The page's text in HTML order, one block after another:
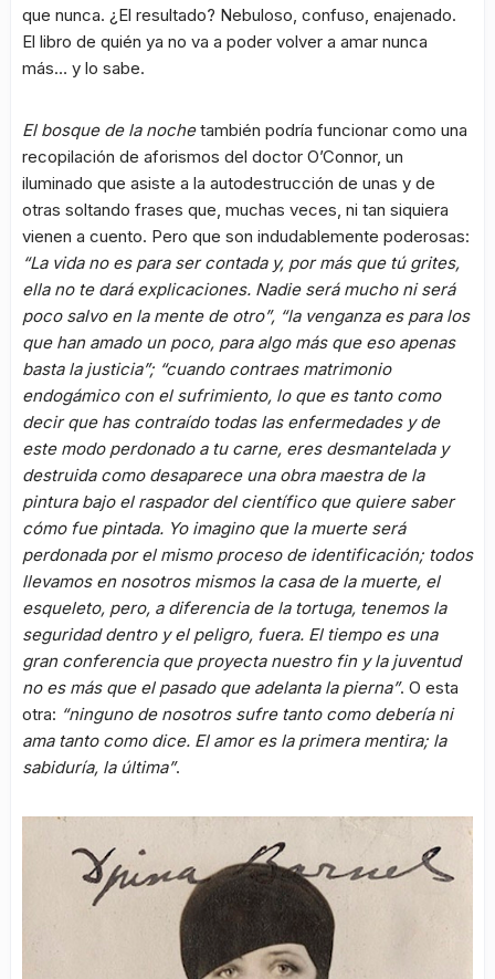
que nunca. ¿El resultado? Nebuloso, confuso, enajenado.
El libro de quién ya no va a poder volver a amar nunca
más… y lo sabe.
El bosque de la nochetambién podría funcionar como una
recopilación de aforismos del doctor O’Connor, un
iluminado que asiste a la autodestrucción de unas y de
otras soltando frases que, muchas veces, ni tan siquiera
vienen a cuento. Pero que son indudablemente poderosas:
“La vida no es para ser contada y, por más que tú grites,
ella no te dará explicaciones. Nadie será mucho ni será
poco salvo en la mente de otro”, “la venganza es para los
que han amado un poco, para algo más que eso apenas
basta la justicia”; “cuando contraes matrimonio
endogámico con el sufrimiento, lo que es tanto como
decir que has contraído todas las enfermedades y de
este modo perdonado a tu carne, eres desmantelada y
destruida como desaparece una obra maestra de la
pintura bajo el raspador del científico que quiere saber
cómo fue pintada. Yo imagino que la muerte será
perdonada por el mismo proceso de identificación; todos
llevamos en nosotros mismos la casa de la muerte, el
esqueleto, pero, a diferencia de la tortuga, tenemos la
seguridad dentro y el peligro, fuera. El tiempo es una
gran conferencia que proyecta nuestro fin y la juventud
no es más que el pasado que adelanta la pierna”. O esta
otra: “ninguno de nosotros sufre tanto como debería ni
ama tanto como dice. El amor es la primera mentira; la
sabiduría, la última”.